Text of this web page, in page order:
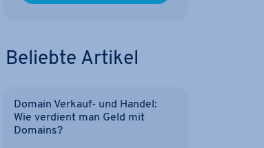
Beliebte Artikel
Domain Verkauf- und Handel:
Wie verdient man Geld mit
Domains?